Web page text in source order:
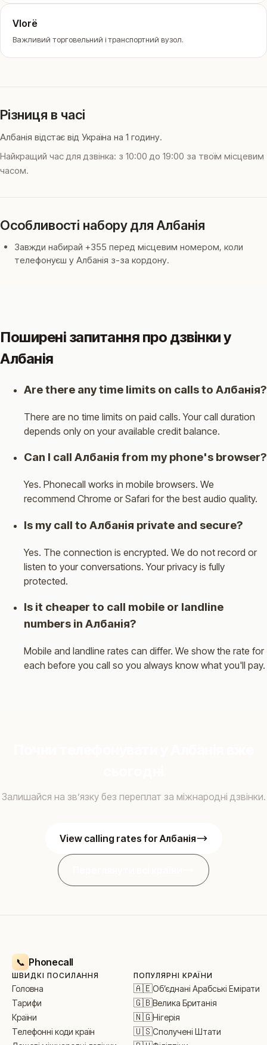
Vlorë
Важливий торговельний і транспортний вузол.
Різниця в часі
Албанія відстає від Україна на 1 годину.
Найкращий час для дзвінка: з 10:00 до 19:00 за твоїм місцевим
часом.
Особливості набору для Албанія
Завжди набирай +355 перед місцевим номером, коли
телефонуєш у Албанія з-за кордону.
Поширені запитання про дзвінки у
Албанія
Are there any time limits on calls to Албанія?
There are no time limits on paid calls. Your call duration
depends only on your available credit balance.
Can I call Албанія from my phone's browser?
Yes. Phonecall works in mobile browsers. We
recommend Chrome or Safari for the best audio quality.
Is my call to Албанія private and secure?
Yes. The connection is encrypted. We do not record or
listen to your conversations. Your privacy is fully
protected.
Is it cheaper to call mobile or landline
numbers in Албанія?
Mobile and landline rates can differ. We show the rate for
each before you call so you always know what you'll pay.
Залишайся на звʼязку без переплат за міжнародні дзвінки.
View calling rates for Албанія
📞 Phonecall
ШВИДКІ ПОСИЛАННЯ
Головна
Тарифи
Країни
Телефонні коди країн
ПОПУЛЯРНІ КРАЇНИ
🇦🇪Обʼєднані Арабські Емірати
🇬🇧Велика Британія
🇳🇬Нігерія
🇺🇸Сполучені Штати